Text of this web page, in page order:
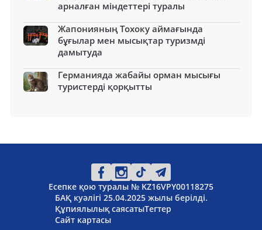
арналған міндеттері туралы
Жапонияның Тохоку аймағында
бұғылар мен мысықтар туризмді
дамытуда
Германияда жабайы орман мысығы
туристерді қорқытты
Есепке қою туралы № KZ16VPY00118275
БАҚ куәлігі 25.04.2025 жылы берілді.
Құпиялылық саясатыТегтер
Сайт картасы